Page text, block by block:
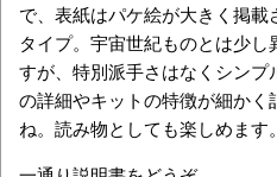
で、表紙はパケ絵が大きく掲
タイプ。宇宙世紀ものとは少
すが、特別派手さはなくシン
の詳細やキットの特徴が細か
ね。読み物としても楽しめます。